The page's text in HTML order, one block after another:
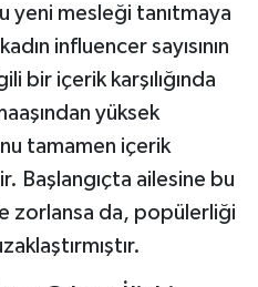
yeni mesleği tanıtmaya
influencer sayısının
bir içerik karşılığında
yüksek
tamamen içerik
Başlangıçta ailesine bu
zorlansa da, popülerliği